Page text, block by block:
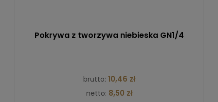
Pokrywa z tworzywa niebieska GN1/4
brutto: 10,46 zł
netto: 8,50 zł